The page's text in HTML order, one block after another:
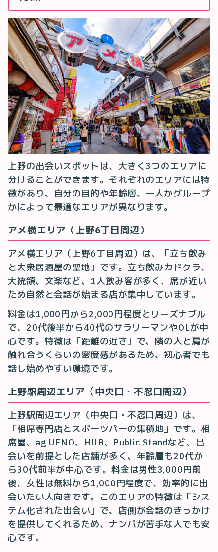
上野の出会いスポットは、大きく3つのエリアに
分けることができます。それぞれのエリアには特
徴があり、自分の目的や年齢層、一人かグループ
かによって最適なエリアが異なります。
アメ横エリア（上野6丁目周辺）
アメ横エリア（上野6丁目周辺）は、「立ち飲み
と大衆居酒屋の聖地」です。立ち飲みカドクラ、
大統領、文楽など、1人飲み客が多く、席が近い
ため自然と会話が始まる店が集中しています。
料金は1,000円から2,000円程度とリーズナブル
で、20代後半から40代のサラリーマンやOLが中
心です。特徴は「距離の近さ」で、隣の人と肩が
触れ合うくらいの密度感があるため、初心者でも
話し始めやすい環境です。
上野駅周辺エリア（中央口・不忍口周辺）
上野駅周辺エリア（中央口・不忍口周辺）は、
「相席専門店とスポーツバーの集積地」です。相
席屋、ag UENO、HUB、Public Standなど、出
会いを前提とした店舗が多く、年齢層も20代か
ら30代前半が中心です。料金は男性3,000円前
後、女性は無料から1,000円程度で、効率的に出
会いたい人向きです。このエリアの特徴は「シス
テム化された出会い」で、店側が会話のきっかけ
を提供してくれるため、ナンパが苦手な人でも安
心です。